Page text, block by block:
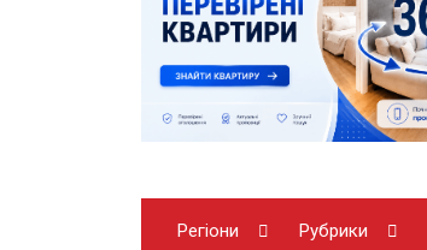
Регіони Рубрики